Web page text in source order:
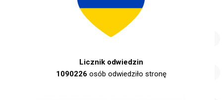
Licznik odwiedzin
1090226 osób odwiedziło stronę